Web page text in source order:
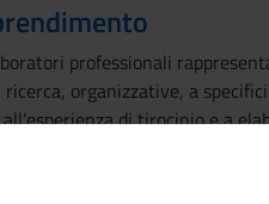
professionali
organizzative, a
di tirocinio e a
e rielaborazione
calendario didattico e guidati